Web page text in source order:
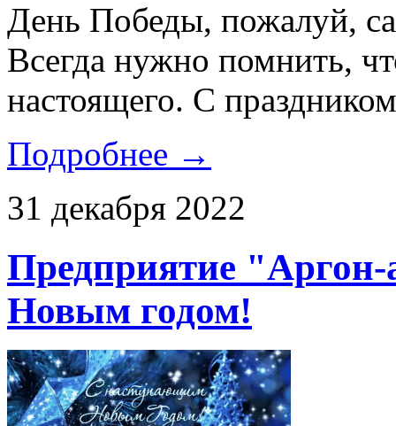
День Победы, пожалуй,
Всегда нужно помнить,
настоящего. С
Подробнее →
31 декабря 2022
Предприятие "Аргон-
Новым годом!